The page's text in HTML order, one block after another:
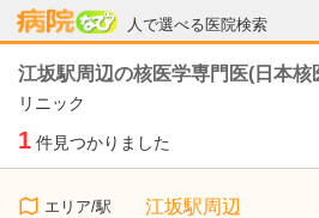
人で選べる医院検索
病院なび
江坂駅周辺の核医学専門医(日本核
リニック
1 件見つかりました
エリア/駅 江坂駅周辺